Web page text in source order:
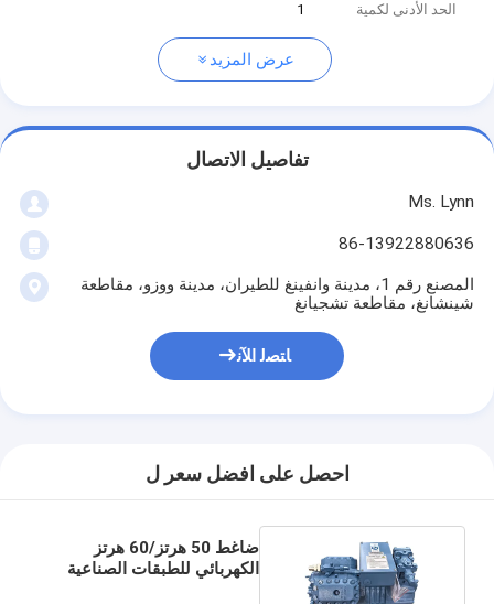
الحد الأدنى لكمية
1
عرض المزيد
تفاصيل الاتصال
Ms. Lynn
86-13922880636
المصنع رقم 1، مدينة وانفينغ للطيران، مدينة ووزو، مقاطعة
شينشانغ، مقاطعة تشجيانغ
ﺎﺘﺼﻟ ﺍﻶﻧ
احصل على افضل سعر ل
ضاغط 50 هرتز/60 هرتز
الكهربائي للطبقات الصناعية